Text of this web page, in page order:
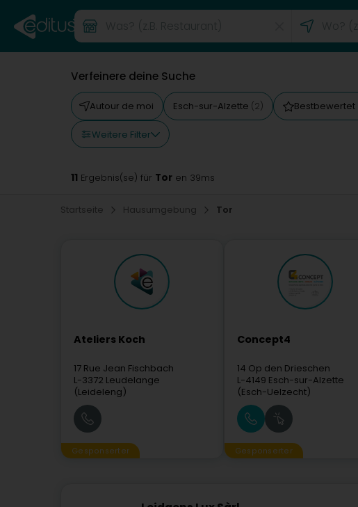
Verfeinere deine Suche
Autour de moi Esch-sur-Alzette (2) Bestbewertet
Weitere Filter
11 Ergebnis(se) für Tor en 39ms
Startseite Hausumgebung Tor
Ateliers Koch
17 Rue Jean Fischbach
L-3372 Leudelange
(Leideleng)
Gesponserter
Concept4
14 Op den Drieschen
L-4149 Esch-sur-Alzette
(Esch-Uelzecht)
Gesponserter